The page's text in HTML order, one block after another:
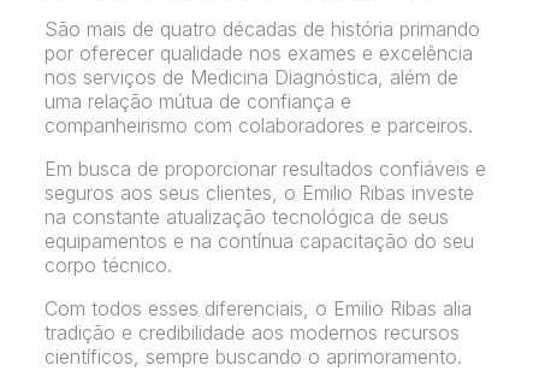
São mais de quatro décadas de história primando
por oferecer qualidade nos exames e excelência
nos serviços de Medicina Diagnóstica, além de
uma relação mútua de confiança e
companheirismo com colaboradores e parceiros.
Em busca de proporcionar resultados confiáveis e
seguros aos seus clientes, o Emilio Ribas investe
na constante atualização tecnológica de seus
equipamentos e na contínua capacitação do seu
corpo técnico.
Com todos esses diferenciais, o Emilio Ribas alia
tradição e credibilidade aos modernos recursos
científicos, sempre buscando o aprimoramento.